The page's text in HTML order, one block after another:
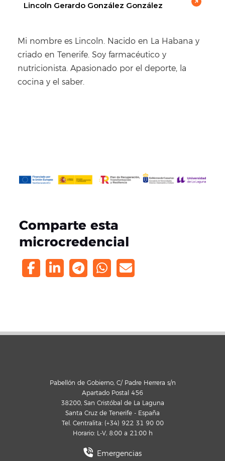
Lincoln Gerardo González González
Mi nombre es Lincoln. Nacido en La Habana y
criado en Tenerife. Soy farmacéutico y
nutricionista. Apasionado por el deporte, la
cocina y el saber.
Comparte esta
microcredencial
Pabellón de Gobierno, C/ Padre Herrera s/n
Apartado Postal 456
38200, San Cristóbal de La Laguna
Santa Cruz de Tenerife - España
Tel. Centralita: (+34) 922 31 90 00
Horario: L-V, 8:00 a 21:00 h
Emergencias